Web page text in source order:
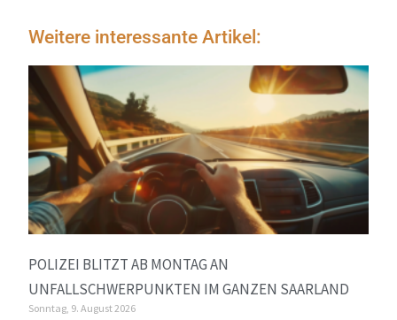
Weitere interessante Artikel:
POLIZEI BLITZT AB MONTAG AN
UNFALLSCHWERPUNKTEN IM GANZEN SAARLAND
Sonntag, 9. August 2026